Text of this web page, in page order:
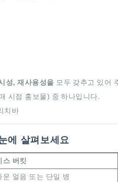
성, 재사용성을 모두 갖추고 있어
시점 홍보물) 중 하나입니다.
에 살펴보세요
스 버킷
운 얼음 또는 단일 병